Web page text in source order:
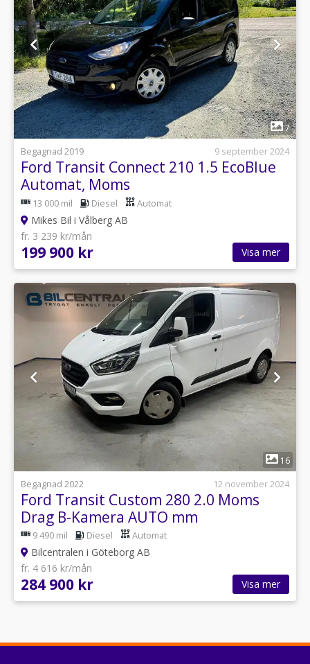
1
7
Begagnad 2019
9 september 2024
Ford Transit Connect 210 1.5 EcoBlue
Automat, Moms
13 000 mil Diesel Automat
Mikes Bil i Vålberg AB
fr. 3 239 kr/mån
199 900 kr Visa mer
16
Begagnad 2022
12 november 2024
Ford Transit Custom 280 2.0 Moms
Drag B-Kamera AUTO mm
9 490 mil Diesel Automat
Bilcentralen i Göteborg AB
fr. 4 616 kr/mån
284 900 kr Visa mer